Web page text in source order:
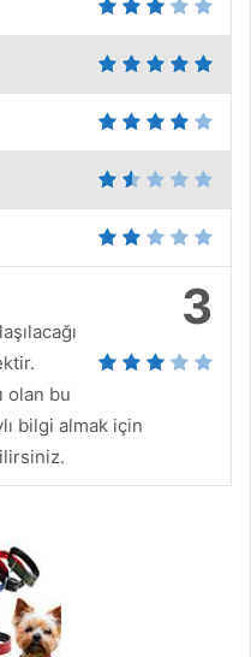
3
olan bu
bilgi almak için